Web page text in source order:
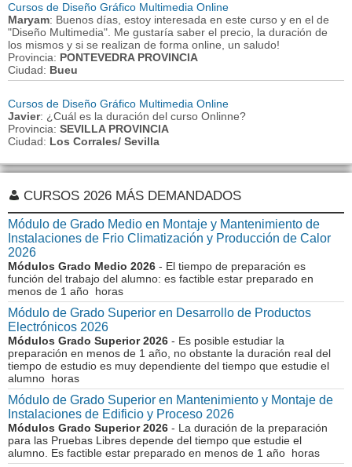
Cursos de Diseño Gráfico Multimedia Online
Maryam: Buenos días, estoy interesada en este curso y en el de
"Diseño Multimedia". Me gustaría saber el precio, la duración de
los mismos y si se realizan de forma online, un saludo!
Provincia: PONTEVEDRA PROVINCIA
Ciudad: Bueu
Cursos de Diseño Gráfico Multimedia Online
Javier: ¿Cuál es la duración del curso Onlinne?
Provincia: SEVILLA PROVINCIA
Ciudad: Los Corrales/ Sevilla
CURSOS 2026 MÁS DEMANDADOS
Módulo de Grado Medio en Montaje y Mantenimiento de
Instalaciones de Frio Climatización y Producción de Calor
2026
Módulos Grado Medio 2026 - El tiempo de preparación es
función del trabajo del alumno: es factible estar preparado en
menos de 1 año horas
Módulo de Grado Superior en Desarrollo de Productos
Electrónicos 2026
Módulos Grado Superior 2026 - Es posible estudiar la
preparación en menos de 1 año, no obstante la duración real del
tiempo de estudio es muy dependiente del tiempo que estudie el
alumno horas
Módulo de Grado Superior en Mantenimiento y Montaje de
Instalaciones de Edificio y Proceso 2026
Módulos Grado Superior 2026 - La duración de la preparación
para las Pruebas Libres depende del tiempo que estudie el
alumno. Es factible estar preparado en menos de 1 año horas